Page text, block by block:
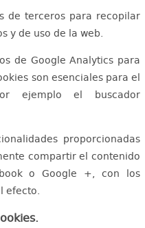
de terceros para recopilar
y de uso de la web.
de Google Analytics para
son esenciales para el
ejemplo el buscador
proporcionadas
compartir el contenido
o Google +, con los
efecto.